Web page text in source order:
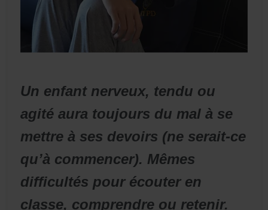
Un enfant nerveux, tendu ou
agité aura toujours du mal à se
mettre à ses devoirs (ne serait-ce
qu’à commencer). Mêmes
difficultés pour écouter en
classe, comprendre ou retenir.